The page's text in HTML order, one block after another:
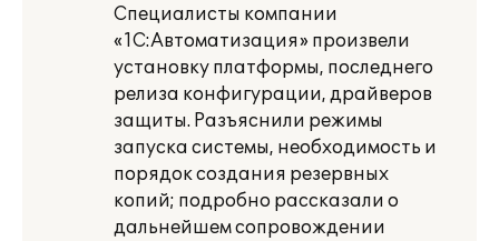
Специалисты компании
«1С:Автоматизация» произвели
установку платформы, последнего
релиза конфигурации, драйверов
защиты. Разъяснили режимы
запуска системы, необходимость и
порядок создания резервных
копий; подробно рассказали о
дальнейшем сопровождении